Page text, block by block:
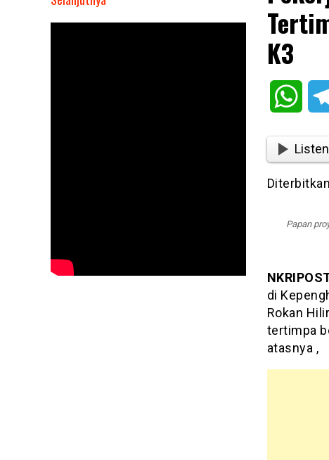
K3
Papan
di
Rokan
tertimpa
atasnya ,